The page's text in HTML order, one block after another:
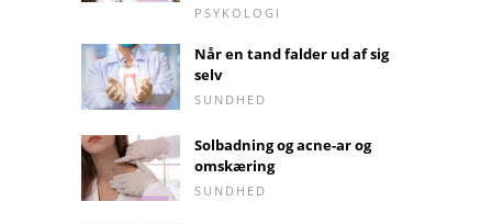
PSYKOLOGI
Når en tand falder ud af sig
selv
SUNDHED
Solbadning og acne-ar og
omskæring
SUNDHED